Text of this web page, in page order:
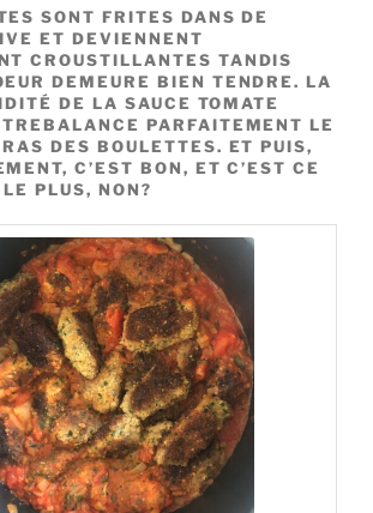
SONT FRITES DANS DE
ET DEVIENNENT
CROUSTILLANTES TANDIS
DEMEURE BIEN TENDRE. LA
DE LA SAUCE TOMATE
PARFAITEMENT LE
DES BOULETTES. ET PUIS,
C’EST BON, ET C’EST CE
PLUS, NON?